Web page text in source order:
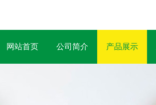
网站首页 公司简介 产品展示